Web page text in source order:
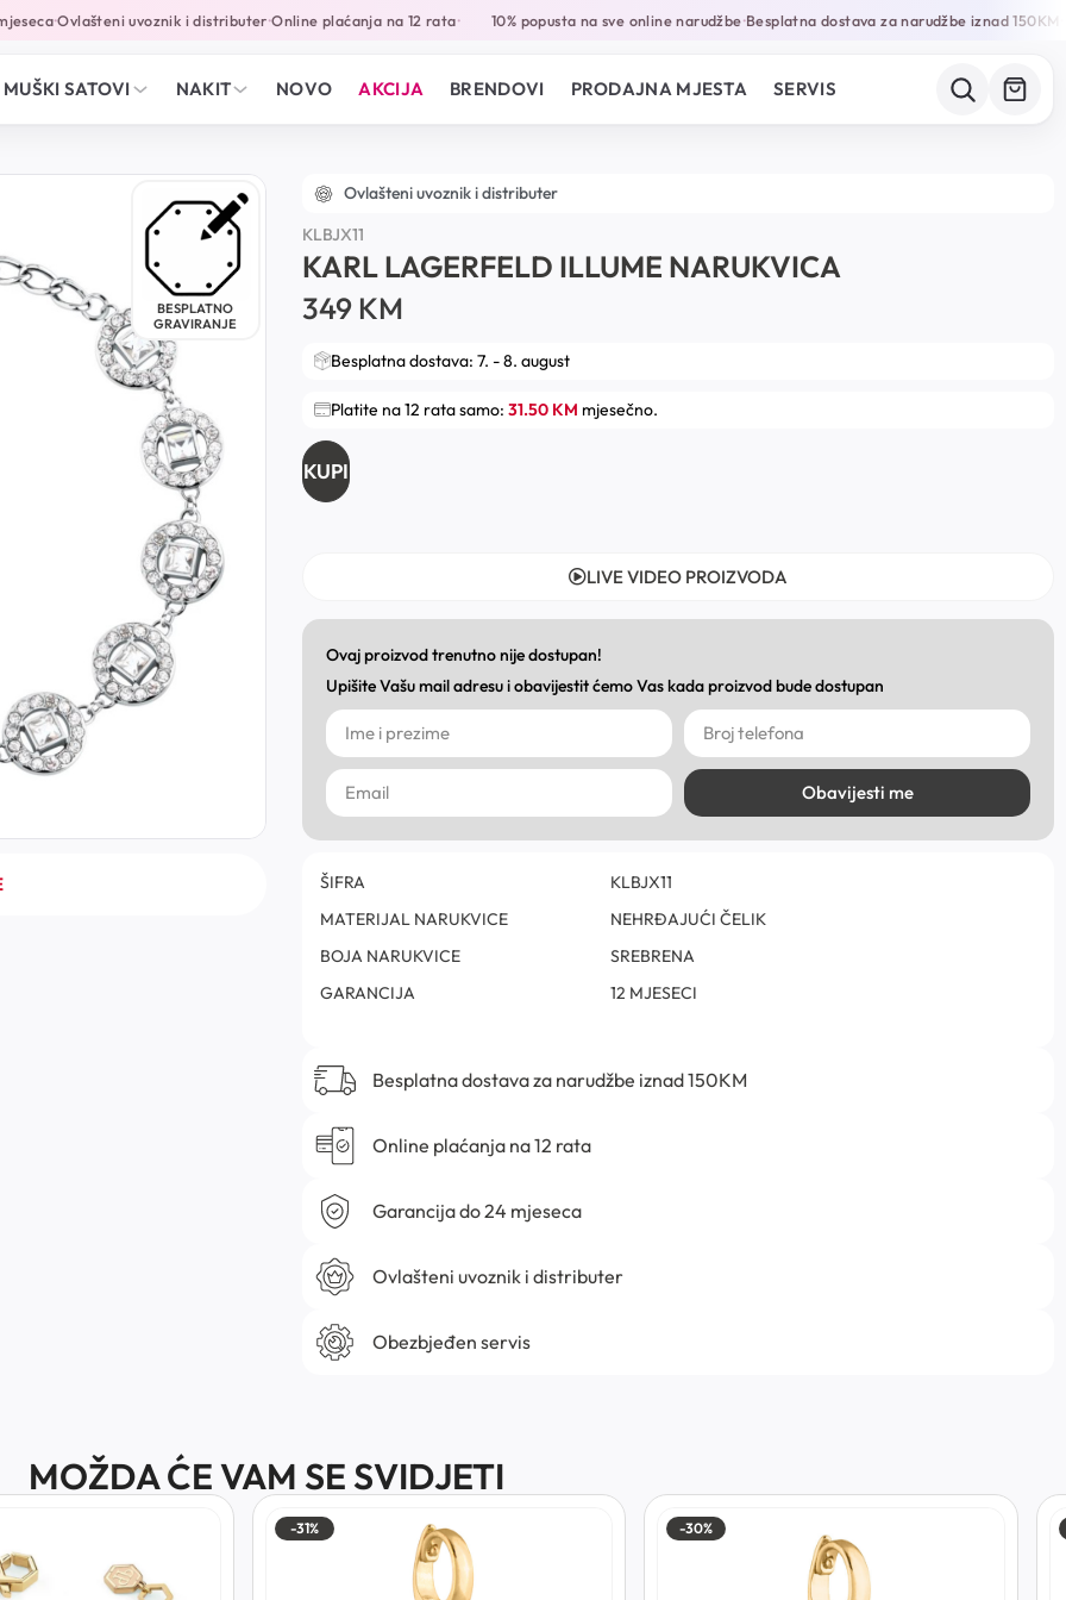
•Ovlašteni uvoznik i distributer•Online plaćanja na 12 rata• 10% popusta na sve online narudžbe•Besplatna dostava za narudžbe iznad 150KM•
MUŠKI SATOVI NAKIT NOVO AKCIJA BRENDOVI PRODAJNA MJESTA SERVIS
BESPLATNO
GRAVIRANJE
Ovlašteni uvoznik i distributer
KLBJX11
KARL LAGERFELD ILLUME NARUKVICA
349 KM
Besplatna dostava: 7. - 8. august
Platite na 12 rata samo: 31.50 KM mjesečno.
KUPI
LIVE VIDEO PROIZVODA
Ovaj proizvod trenutno nije dostupan!
Upišite Vašu mail adresu i obavijestit ćemo Vas kada proizvod bude dostupan
Obavijesti me
ŠIFRA
KLBJX11
MATERIJAL NARUKVICE
NEHRĐAJUĆI ČELIK
BOJA NARUKVICE
SREBRENA
GARANCIJA
12 MJESECI
Besplatna dostava za narudžbe iznad 150KM
Online plaćanja na 12 rata
Garancija do 24 mjeseca
Ovlašteni uvoznik i distributer
Obezbjeđen servis
MOŽDA ĆE VAM SE SVIDJETI
-31% -30%